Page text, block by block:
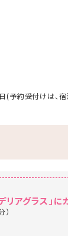
予約受付けは、
アグラス」
）